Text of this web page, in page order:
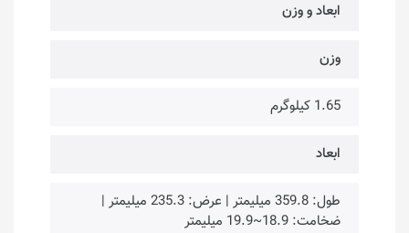
ابعاد و وزن
وزن
1.65 کیلوگرم
ابعاد
طول: 359.8 میلیمتر | عرض: 235.3 میلیمتر |
ضخامت: 18.9~19.9 میلیمتر